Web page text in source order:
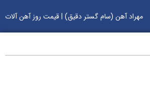
مهراد آهن (سام گستر دقیق) | قیمت روز آهن آلات